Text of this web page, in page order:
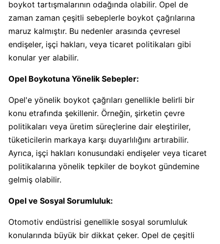
Calve
Boykot
mu?
Kimin
Kim?
Danone
Boykot
mu?
Danone
Kimin
Kim?
Dominos
boykot tartışmalarının odağında olabilir. Opel de
zaman zaman çeşitli sebeplerle boykot çağrılarına
maruz kalmıştır. Bu nedenler arasında çevresel
endişeler, işçi hakları, veya ticaret politikaları gibi
konular yer alabilir.
Opel Boykotuna Yönelik Sebepler:
Opel'e yönelik boykot çağrıları genellikle belirli bir
konu etrafında şekillenir. Örneğin, şirketin çevre
politikaları veya üretim süreçlerine dair eleştiriler,
tüketicilerin markaya karşı duyarlılığını artırabilir.
Ayrıca, işçi hakları konusundaki endişeler veya ticaret
politikalarına yönelik tepkiler de boykot gündemine
gelmiş olabilir.
Opel ve Sosyal Sorumluluk:
Otomotiv endüstrisi genellikle sosyal sorumluluk
konularında büyük bir dikkat çeker. Opel de çeşitli